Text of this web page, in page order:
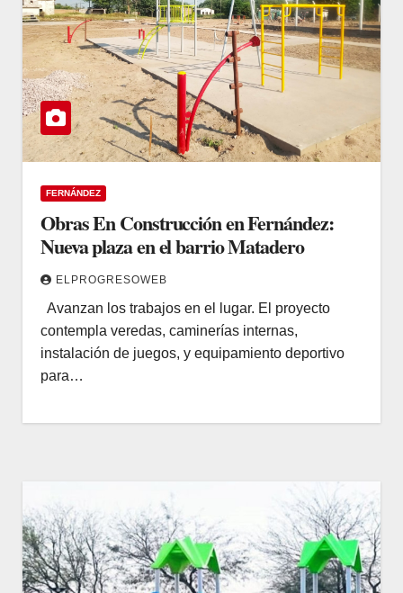
FERNÁNDEZ
Obras En Construcción en Fernández:
Nueva plaza en el barrio Matadero
ELPROGRESOWEB
Avanzan los trabajos en el lugar. El proyecto
contempla veredas, caminerías internas,
instalación de juegos, y equipamiento deportivo
para…